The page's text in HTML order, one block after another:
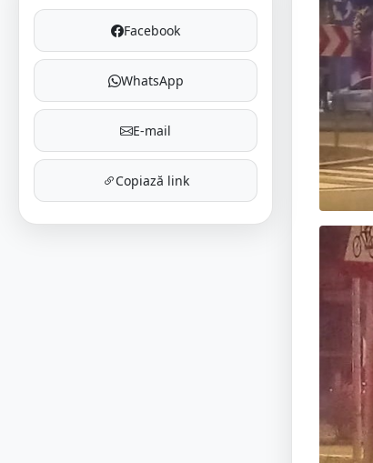
Facebook
WhatsApp
E-mail
Copiază link